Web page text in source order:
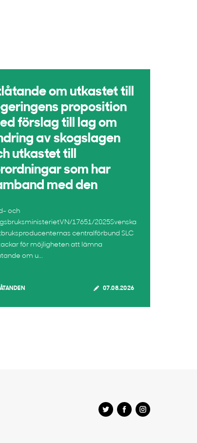
om utkastet till
proposition
förslag till lag om
av skogslagen
utkastet till
som har
med den
och
17651/2025Svenska
centralförbund SLC
för möjligheten att lämna
om u...
07.08.2026